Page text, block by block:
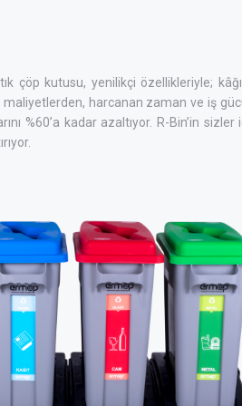
çöp kutusu, yenilikçi özellikleriyle;
maliyetlerden, harcanan zaman ve iş
%60’a kadar azaltıyor. R-Bin’in